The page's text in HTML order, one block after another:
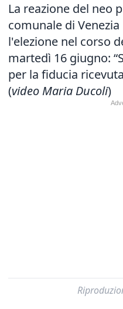
La reazione del neo
comunale di Venezia
l'elezione nel corso
martedì 16 giugno:
per la fiducia
(video Maria Ducoli)